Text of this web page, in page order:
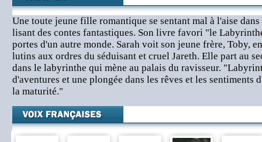
Une toute jeune fille romantique se sentant mal à l'aise
lisant des contes fantastiques. Son livre favori "le
portes d'un autre monde. Sarah voit son jeune frère, Toby,
lutins aux ordres du séduisant et cruel Jareth. Elle part au
dans le labyrinthe qui mène au palais du ravisseur.
d'aventures et une plongée dans les rêves et les sentiments
la maturité."